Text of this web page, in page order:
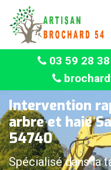
03 59 28
Intervention
arbre et haie
54740
Spécialisé dans la